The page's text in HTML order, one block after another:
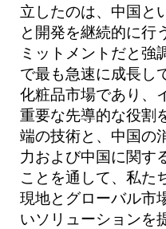
立したのは、中国と
と開発を継続的に行
ミットメントだと強
で最も急速に成長し
化粧品市場であり、
重要な先導的な役割
端の技術と、中国の
力および中国に関す
ことを通して、私た
現地とグローバル市
いソリューションを